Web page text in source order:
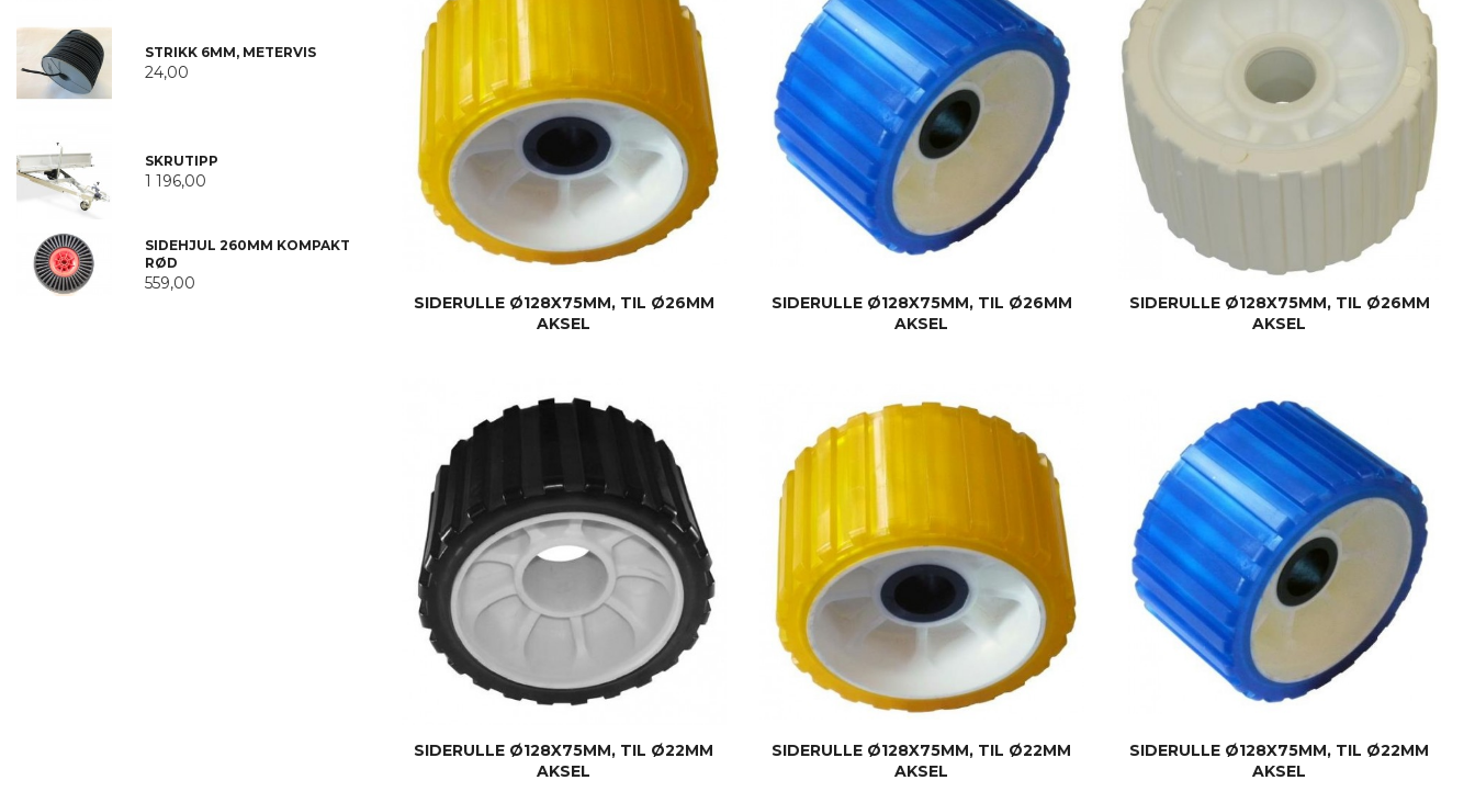
SIDERULLE Ø128X75MM, TIL Ø26MM
AKSEL
SIDERULLE Ø128X75MM, TIL Ø26MM
AKSEL
SIDERULLE Ø128X75MM, TIL Ø26MM
AKSEL
SIDERULLE Ø128X75MM, TIL Ø22MM
AKSEL
SIDERULLE Ø128X75MM, TIL Ø22MM
AKSEL
SIDERULLE Ø128X75MM, TIL Ø22MM
AKSEL
STRIKK 6MM, METERVIS
24,00
SKRUTIPP
1 196,00
SIDEHJUL 260MM KOMPAKT
RØD
559,00